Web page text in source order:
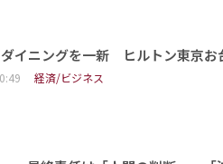
イニングを一新 ヒルトン東京お
経済/ビジネス